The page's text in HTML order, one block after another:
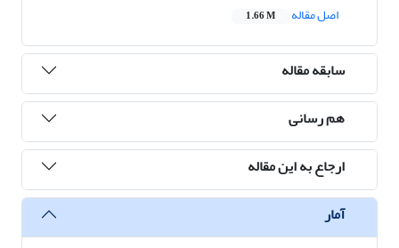
اصل مقاله
1.66 M
سابقه مقاله
هم رسانی
ارجاع به این مقاله
آمار